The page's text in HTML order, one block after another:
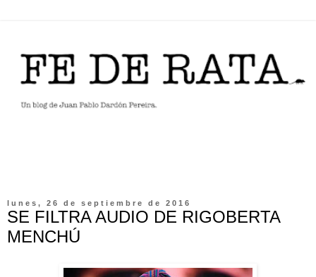
lunes, 26 de septiembre de 2016
SE FILTRA AUDIO DE RIGOBERTA
MENCHÚ